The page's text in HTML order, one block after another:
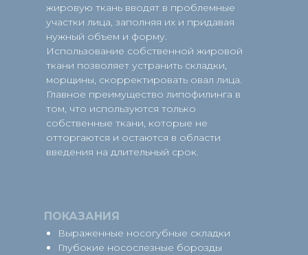
жировую ткань вводят в проблемные
участки лица, заполняя их и придавая
нужный объем и форму.
Использование собственной жировой
ткани позволяет устранить складки,
морщины, скорректировать овал лица.
Главное преимущество липофилинга в
том, что используются только
собственные ткани, которые не
отторгаются и остаются в области
введения на длительный срок.
ПОКАЗАНИЯ
Выраженные носогубные складки
Глубокие носослезные борозды